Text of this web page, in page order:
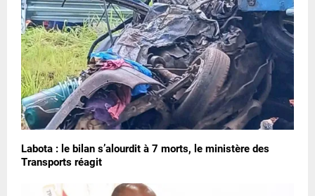
Labota : le bilan s’alourdit à 7 morts, le ministère des
Transports réagit